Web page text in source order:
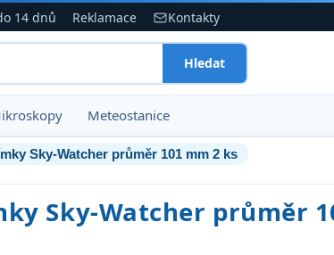
14 dnů Reklamace Kontakty
Hledat
Meteostanice
Sky-Watcher průměr 101 mm 2 ks
Sky-Watcher průměr